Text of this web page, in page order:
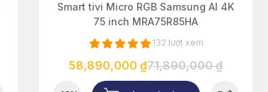
Smart tivi Micro RGB Samsung AI 4K
75 inch MRA75R85HA
132 lượt xem
58,890,000 ₫71,890,000 ₫